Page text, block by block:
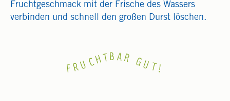
Fruchtgeschmack mit der Frische des Wassers
verbinden und schnell den großen Durst löschen.
FRUCHTBAR GUT!